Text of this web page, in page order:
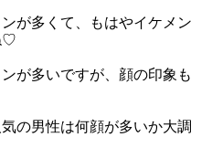
が多くて、もはやイケメン
♡
が多いですが、顔の印象も
の男性は何顔が多いか大調